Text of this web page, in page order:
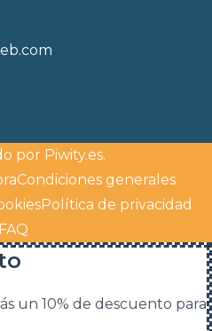
por Piwity.es.
Condiciones generales
Política de privacidad
FAQ
un 10% de descuento para